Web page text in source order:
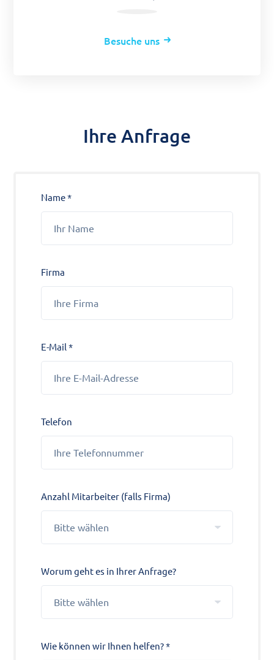
Besuche uns
Ihre Anfrage
Name *
Firma
E-Mail *
Telefon
Anzahl Mitarbeiter (falls Firma)
Worum geht es in Ihrer Anfrage?
Wie können wir Ihnen helfen? *